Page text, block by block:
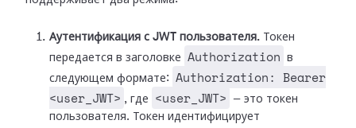
Аутентификация с JWT пользователя. Токен
передается в заголовке
Authorization
в
следующем формате:
Authorization: Bearer
<user_JWT> , где <user_JWT>
— это токен
пользователя. Токен идентифицирует